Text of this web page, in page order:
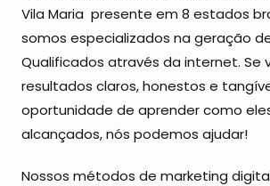
Vila Maria presente em 8 estados
somos especializados na geração
Qualificados através da internet. Se
resultados claros, honestos e
oportunidade de aprender como
alcançados, nós podemos ajudar!
Nossos métodos de marketing